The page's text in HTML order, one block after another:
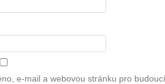
e-mail a webovou stránku pro